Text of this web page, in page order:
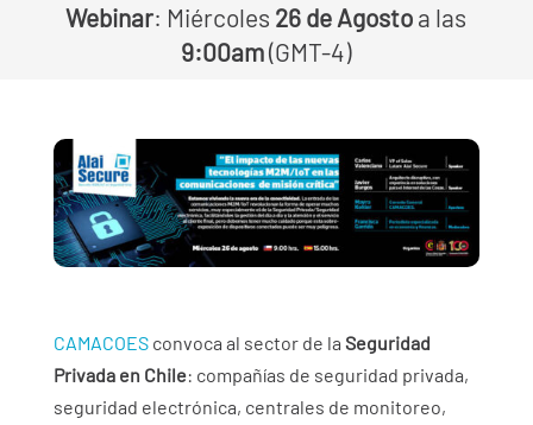
Webinar: Miércoles 26 de Agosto a las
9:00am(GMT-4)
CAMACOESconvoca al sector de la Seguridad
Privada en Chile: compañías de seguridad privada,
seguridad electrónica, centrales de monitoreo,